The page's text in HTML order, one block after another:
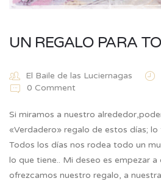
UN REGALO PARA
El Baile de las Luciernagas
0 Comment
Si miramos a nuestro
«Verdadero» regalo de estos días;
Todos los días nos rodea todo un
lo que tiene.. Mi deseo es empezar
ofrezcamos nuestro regalo, a